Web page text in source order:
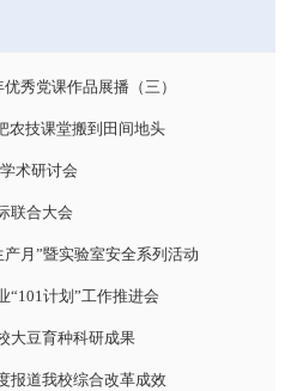
秀党课作品展播（三）
农技课堂搬到田间地头
术研讨会
联合大会
月”暨实验室安全系列活动
“101计划”工作推进会
大豆育种科研成果
报道我校综合改革成效